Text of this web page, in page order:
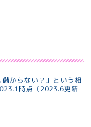
儲からない？」という相
時点（2023.6更新